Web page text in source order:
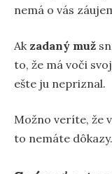
nemá o vás
Ak zadaný muž
to, že má voči
ešte ju nepriznal.
Možno veríte, že
to nemáte dôkazy.